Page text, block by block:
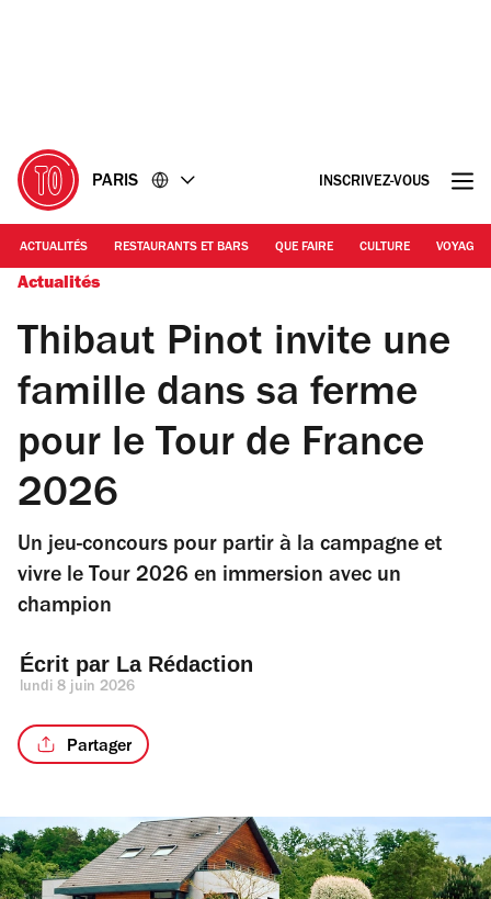
PARIS INSCRIVEZ-VOUS
ACTUALITÉS RESTAURANTS ET BARS QUE FAIRE CULTURE VOYAGE
Actualités
Thibaut Pinot invite une
famille dans sa ferme
pour le Tour de France
2026
Un jeu-concours pour partir à la campagne et
vivre le Tour 2026 en immersion avec un
champion
Écrit par La Rédaction
lundi 8 juin 2026
Partager